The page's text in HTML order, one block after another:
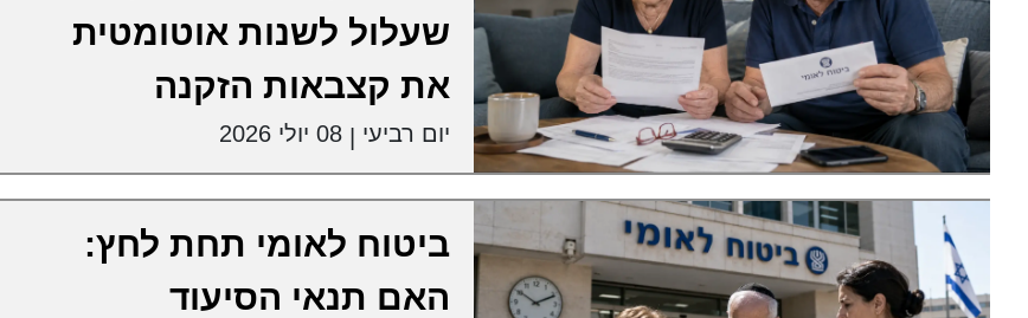
שעלול לשנות אוטומטית
את קצבאות הזקנה
יום רביעי 08 יולי 2026
ביטוח לאומי תחת לחץ:
האם תנאי הסיעוד